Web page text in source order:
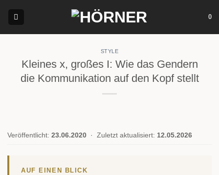
Inhalt
0
STYLE
Kleines x, großes I: Wie das Gendern
die Kommunikation auf den Kopf stellt
Veröffentlicht: 23.06.2020 · Zuletzt aktualisiert: 12.05.2026
AUF EINEN BLICK